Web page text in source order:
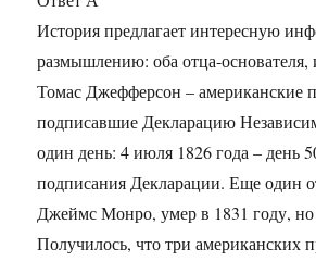
История предлагает интересную
размышлению: оба отца-
Томас Джефферсон – американские
подписавшие Декларацию
один день: 4 июля 1826 года – день
подписания Декларации. Еще один
Джеймс Монро, умер в 1831 году,
Получилось, что три американских